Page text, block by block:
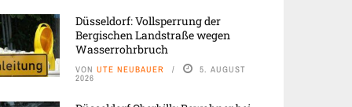
Düsseldorf: Vollsperrung der
Bergischen Landstraße wegen
Wasserrohrbruch
VON UTE NEUBAUER 5. AUGUST
2026